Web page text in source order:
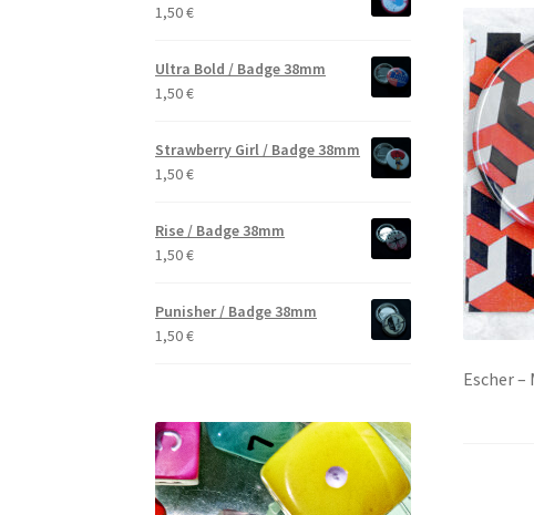
Escher
1,50€
Ultra Bold / Badge 38mm
1,50€
Strawberry Girl / Badge 38mm
1,50€
Rise / Badge 38mm
1,50€
Punisher / Badge 38mm
1,50€